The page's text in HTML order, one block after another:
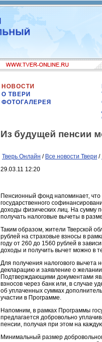
НОВОСТИ
О ТВЕРИ
ФОТОГАЛЕРЕЯ
Из будущей пенсии
Тверь Онлайн / Все новости Твери /
29.03.11 12:20
Пенсионный фонд напоминает,
государственного
доходы физических лиц. На сумму
получать налоговые вычеты в
Таким образом, жители Тверской
рублей на страховые взносы в
году от 260 до 1560 рублей в
доходы и получить вычет можно в
Для получения налогового вычета
декларацию и заявление о
Подтверждающими документами
взносов через банк или, в случае
об уплаченных суммах
участии в Программе.
Напомним, в рамках Программы
предлагается добровольно
пенсии, получая при этом на
Минимальный размер